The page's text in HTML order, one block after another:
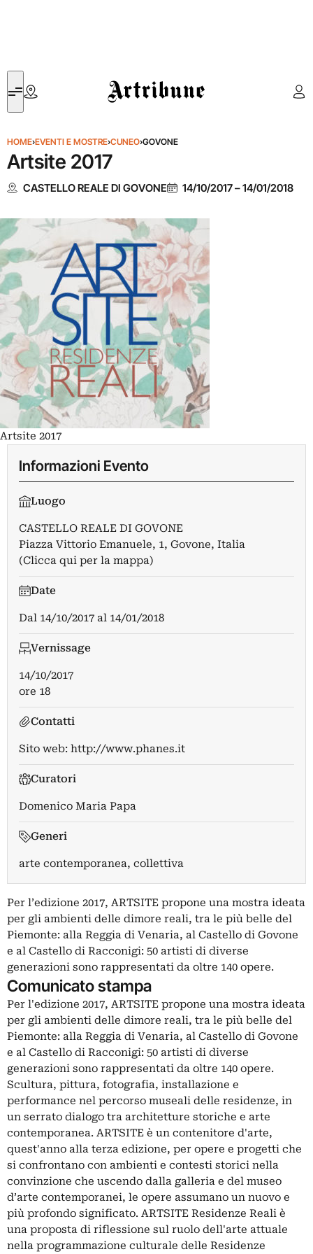
Artribune
HOME›EVENTI E MOSTRE›CUNEO›GOVONE
Artsite 2017
CASTELLO REALE DI GOVONE 14/10/2017–14/01/2018
Artsite 2017
Informazioni Evento
Luogo
CASTELLO REALE DI GOVONE
Piazza Vittorio Emanuele, 1, Govone, Italia
(Clicca qui per la mappa)
Date
Dal 14/10/2017 al 14/01/2018
Vernissage
14/10/2017
ore 18
Contatti
Sito web: http://www.phanes.it
Curatori
Domenico Maria Papa
Generi
arte contemporanea, collettiva
Per l’edizione 2017, ARTSITE propone una mostra ideata
per gli ambienti delle dimore reali, tra le più belle del
Piemonte: alla Reggia di Venaria, al Castello di Govone
e al Castello di Racconigi: 50 artisti di diverse
generazioni sono rappresentati da oltre 140 opere.
Comunicato stampa
Per l'edizione 2017, ARTSITE propone una mostra ideata
per gli ambienti delle dimore reali, tra le più belle del
Piemonte: alla Reggia di Venaria, al Castello di Govone
e al Castello di Racconigi: 50 artisti di diverse
generazioni sono rappresentati da oltre 140 opere.
Scultura, pittura, fotografia, installazione e
performance nel percorso museali delle residenze, in
un serrato dialogo tra architetture storiche e arte
contemporanea. ARTSITE è un contenitore d'arte,
quest'anno alla terza edizione, per opere e progetti che
si confrontano con ambienti e contesti storici nella
convinzione che uscendo dalla galleria e del museo
d’arte contemporanei, le opere assumano un nuovo e
più profondo significato. ARTSITE Residenze Reali è
una proposta di riflessione sul ruolo dell'arte attuale
nella programmazione culturale delle Residenze